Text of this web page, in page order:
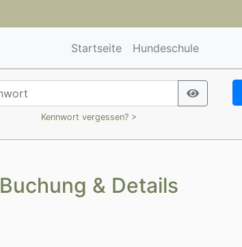
Startseite Hundeschule
Kennwort vergessen? >
Buchung & Details